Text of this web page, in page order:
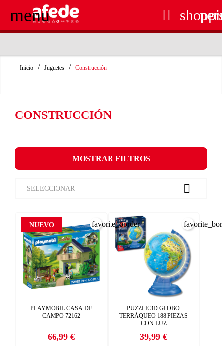
menu 
Inicio Juguetes Construcción
CONSTRUCCIÓN
SELECCIONAR 
MOSTRAR FILTROS
PLAYMOBIL CASA DE
CAMPO 72162
Precio
66,99 €
NUEVO favorite_border
PUZZLE 3D GLOBO
TERRÁQUEO 188 PIEZAS
CON LUZ
Precio
39,99 €